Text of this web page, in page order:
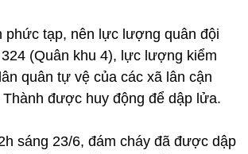
phức tạp, nên lực lượng quân đội
(Quân khu 4), lực lượng kiểm
quân tự vệ của các xã lân cận
được huy động để dập lửa.
sáng 23/6, đám cháy đã được dập